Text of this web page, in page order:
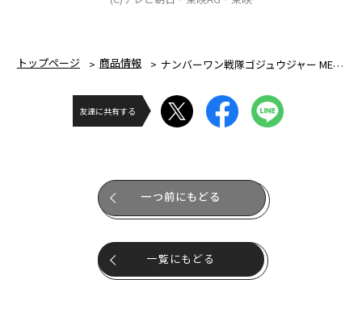
トップページ 商品情報 ナンバーワン戦隊ゴジュウジャー MEMOREALIZE DATA CARD
友達に共有する
一つ前にもどる
一覧にもどる